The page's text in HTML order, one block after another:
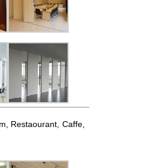
Restaourant, Caffe,